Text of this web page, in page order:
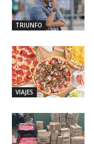
TRIUNFO
VIAJES